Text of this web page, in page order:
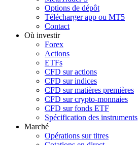
Options de dépôt
Télécharger app ou MT5
Contact
Où investir
Forex
Actions
ETFs
CFD sur actions
CFD sur indices
CFD sur matières premières
CFD sur crypto-monnaies
CFD sur fonds ETF
Spécification des instruments
Marché
Opérations sur titres